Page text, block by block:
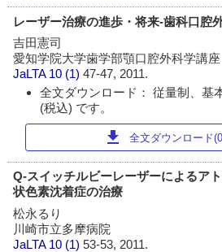
レーザー治療の進歩・将来-歯科口腔
吉田憲司
愛知学院大学歯学部顎口腔外科学講座
JaLTA 10 (1)47-47, 2011.
全文ダウンロード： 従量制、基
(税込) です。
download 全文ダウンロード
Q-スイッチルビーレーザーによるア
状色素沈着症の治療
松永るり
川崎市立多摩病院
JaLTA 10 (1)53-53, 2011.